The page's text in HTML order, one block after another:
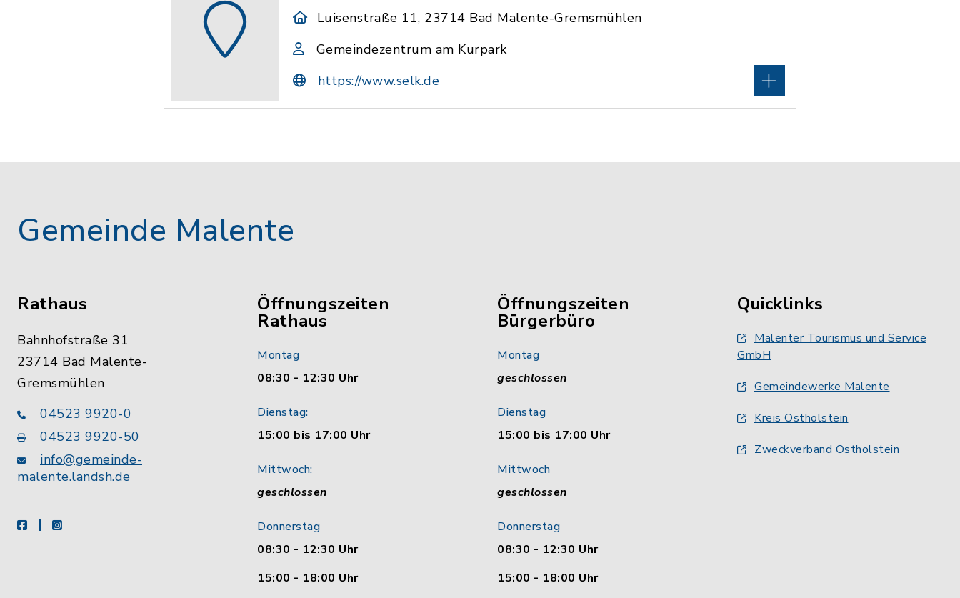
Luisenstraße 11, 23714 Bad Malente-Gremsmühlen
Gemeindezentrum am Kurpark
https://www.selk.de
Gemeinde Malente
Rathaus
Bahnhofstraße 31
23714 Bad Malente-
Gremsmühlen
04523 9920-0
04523 9920-50
info@gemeinde-
malente.landsh.de
facebookinstagram
Öffnungszeiten
Rathaus
Montag
08:30 - 12:30 Uhr
Dienstag:
15:00 bis 17:00 Uhr
Mittwoch:
geschlossen
Donnerstag
08:30 - 12:30 Uhr
15:00 - 18:00 Uhr
Öffnungszeiten
Bürgerbüro
Montag
geschlossen
Dienstag
15:00 bis 17:00 Uhr
Mittwoch
geschlossen
Donnerstag
08:30 - 12:30 Uhr
15:00 - 18:00 Uhr
Quicklinks
Malenter Tourismus und Service
GmbH
Gemeindewerke Malente
Kreis Ostholstein
Zweckverband Ostholstein